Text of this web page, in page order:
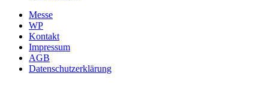
Messe
WP
Kontakt
Impressum
AGB
Datenschutzerklärung